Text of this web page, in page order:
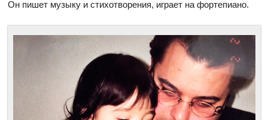
Он пишет музыку и стихотворения, играет на фортепиано.